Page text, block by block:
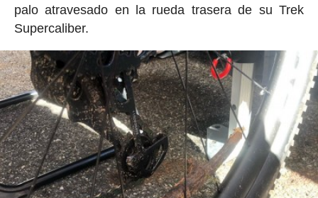
palo atravesado en la rueda trasera de su Trek
Supercaliber.